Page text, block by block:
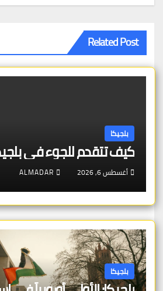
Related Post
بلجيكا
كيف تتقدم للجوء في
أغسطس 6, 2026 ALMADAR
بلجيكا